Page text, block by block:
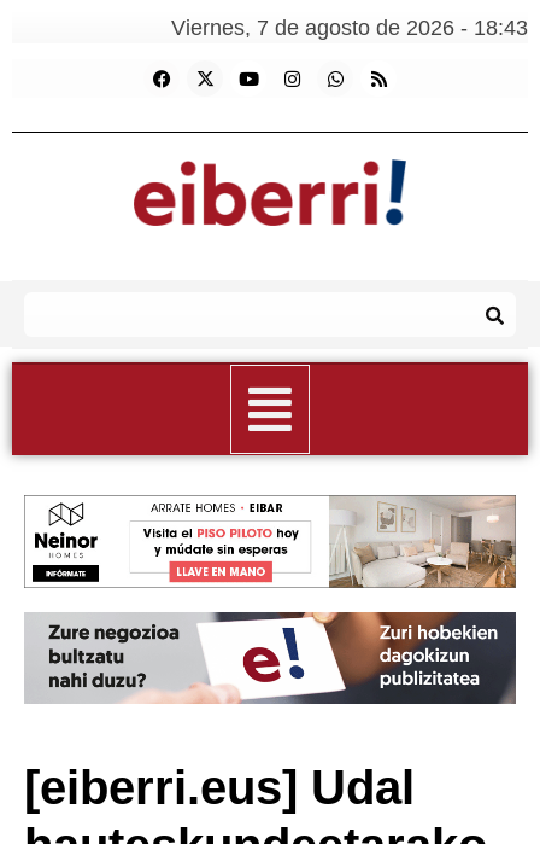
Viernes, 7 de agosto de 2026 - 18:43
[eiberri.eus] Udal